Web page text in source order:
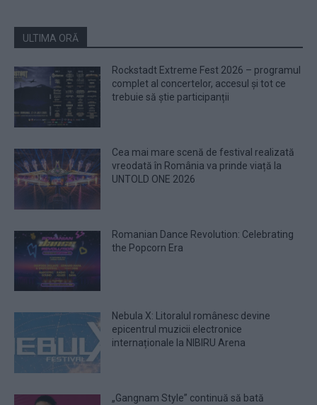
ULTIMA ORĂ
Rockstadt Extreme Fest 2026 – programul
complet al concertelor, accesul și tot ce
trebuie să știe participanții
Cea mai mare scenă de festival realizată
vreodată în România va prinde viață la
UNTOLD ONE 2026
Romanian Dance Revolution: Celebrating
the Popcorn Era
Nebula X: Litoralul românesc devine
epicentrul muzicii electronice
internaționale la NIBIRU Arena
„Gangnam Style” continuă să bată